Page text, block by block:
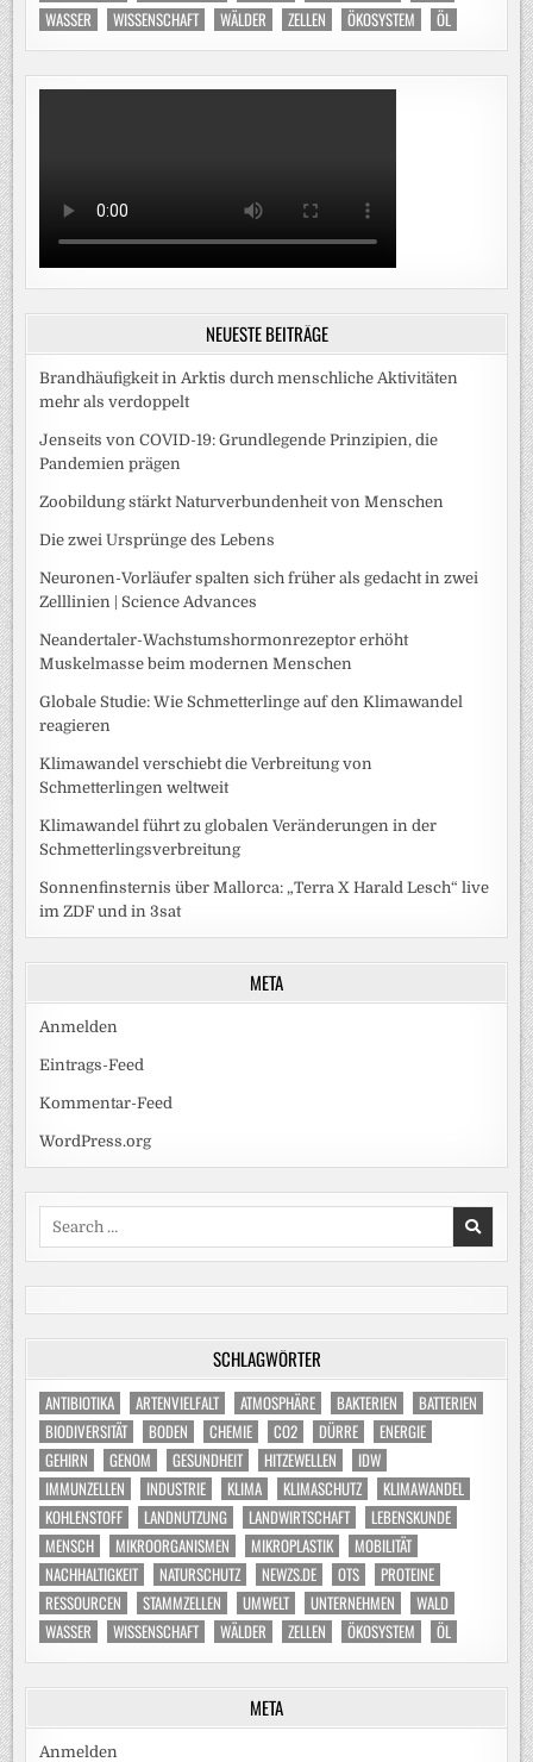
WASSER
WISSENSCHAFT WÄLDER ZELLEN ÖKOSYSTEM ÖL
NEUESTE BEITRÄGE
Brandhäufigkeit in Arktis durch menschliche Aktivitäten
mehr als verdoppelt
Jenseits von COVID-19: Grundlegende Prinzipien, die
Pandemien prägen
Zoobildung stärkt Naturverbundenheit von Menschen
Die zwei Ursprünge des Lebens
Neuronen-Vorläufer spalten sich früher als gedacht in zwei
Zelllinien | Science Advances
Neandertaler-Wachstumshormonrezeptor erhöht
Muskelmasse beim modernen Menschen
Globale Studie: Wie Schmetterlinge auf den Klimawandel
reagieren
Klimawandel verschiebt die Verbreitung von
Schmetterlingen weltweit
Klimawandel führt zu globalen Veränderungen in der
Schmetterlingsverbreitung
Sonnenfinsternis über Mallorca: „Terra X Harald Lesch“ live
im ZDF und in 3sat
META
Anmelden
Eintrags-Feed
Kommentar-Feed
WordPress.org
SCHLAGWÖRTER
ANTIBIOTIKA ARTENVIELFALT ATMOSPHÄRE BAKTERIEN
BATTERIEN
BIODIVERSITÄT
BODEN CHEMIE CO2 DÜRRE
ENERGIE
GEHIRN
GENOM GESUNDHEIT HITZEWELLEN
IDW
IMMUNZELLEN
INDUSTRIE KLIMA KLIMASCHUTZ
KLIMAWANDEL
KOHLENSTOFF
LANDNUTZUNG LANDWIRTSCHAFT
LEBENSKUNDE
MENSCH
MIKROORGANISMEN MIKROPLASTIK
MOBILITÄT
NACHHALTIGKEIT
NATURSCHUTZ NEWZS.DE OTS
PROTEINE
RESSOURCEN
STAMMZELLEN UMWELT UNTERNEHMEN
WALD
WASSER
WISSENSCHAFT WÄLDER ZELLEN ÖKOSYSTEM ÖL
META
Anmelden